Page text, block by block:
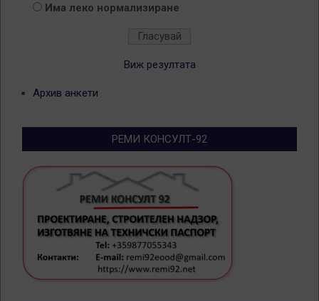
Има леко нормализиране
Виж резултата
Архив анкети
РЕМИ КОНСУЛТ-92